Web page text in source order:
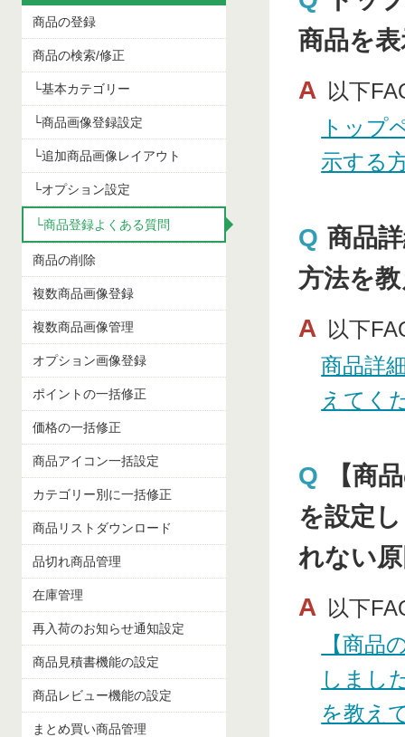
商品の登録
商品の検索/修正
└基本カテゴリー
└商品画像登録設定
└追加商品画像レイアウト
└オプション設定
└商品登録よくある質問
商品の削除
複数商品画像登録
複数商品画像管理
オプション画像登録
ポイントの一括修正
価格の一括修正
商品アイコン一括設定
カテゴリー別に一括修正
商品リストダウンロード
品切れ商品管理
在庫管理
再入荷のお知らせ通知設定
商品見積書機能の設定
商品レビュー機能の設定
まとめ買い商品管理
商品を
A
以下
トップ
示する
Q 商品
方法を
A
以下
商品詳
えてく
Q
【商
を設定
れない
A
以下
【商品
しまし
を教え